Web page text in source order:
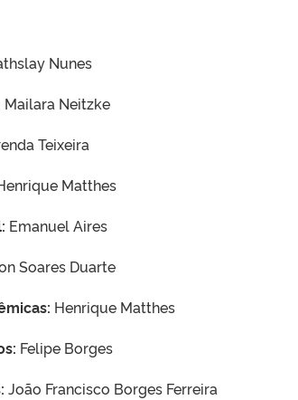
Nunes
Mailara Neitzke
Teixeira
Matthes
Emanuel Aires
Soares Duarte
Henrique Matthes
Felipe Borges
João Francisco Borges Ferreira